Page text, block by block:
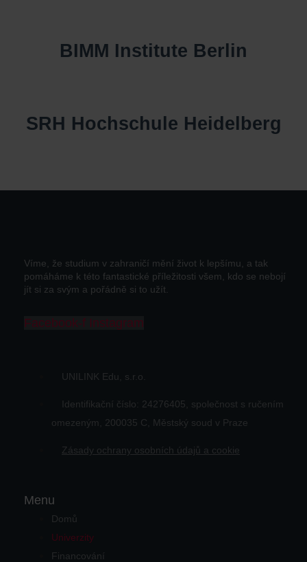
BIMM Institute Berlin
SRH Hochschule Heidelberg
Víme, že studium v zahraničí mění život k lepšímu, a tak
pomáháme k této fantastické příležitosti všem, kdo se nebojí
jít si za svým a pořádně si to užít.
Facebook-f Instagram
UNILINK Edu, s.r.o.
Identifikační číslo: 24276405, společnost s ručením
omezeným, 200035 C, Městský soud v Praze
Zásady ochrany osobních údajů a cookie
Menu
Domů
Univerzity
Financování